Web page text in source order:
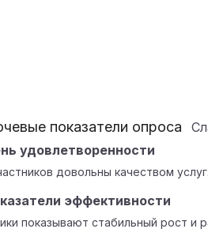
показатели опроса
удовлетворенности
довольны качеством услуг.
эффективности
показывают стабильный рост и